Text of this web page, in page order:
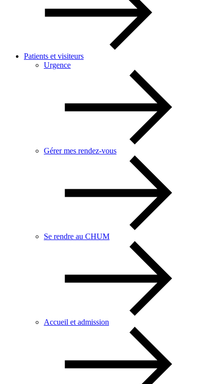
Patients et visiteurs
Urgence
Gérer mes rendez-vous
Se rendre au CHUM
Accueil et admission